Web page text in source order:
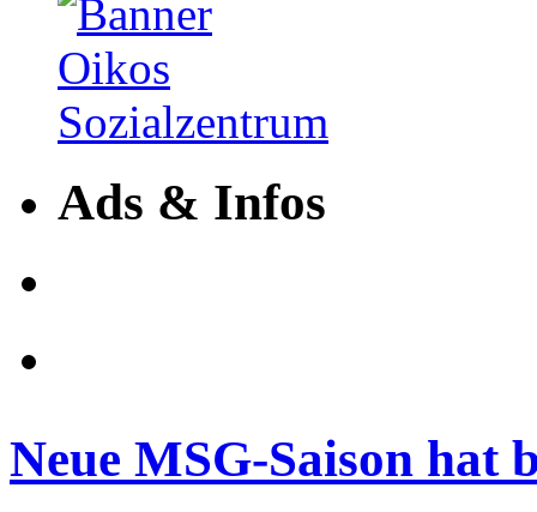
Ads & Infos
Neue MSG-Saison hat